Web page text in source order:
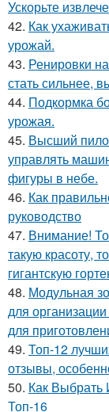
Ускорьте
42. Как
урожай.
43. Ренировки
стать сильнее,
44. Подкормка
урожая.
45. Высший
управлять
фигуры в небе.
46. Как
руководство
47. Внимание!
такую красоту,
гигантскую
48. Модульная
для
для
49. Топ-12
отзывы,
50. Как Выбрать
Топ-16